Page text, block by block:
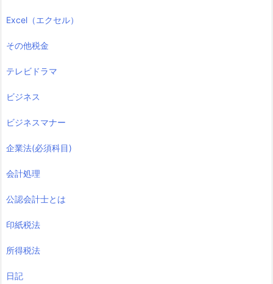
Excel（エクセル）
その他税金
テレビドラマ
ビジネス
ビジネスマナー
企業法(必須科目)
会計処理
公認会計士とは
印紙税法
所得税法
日記